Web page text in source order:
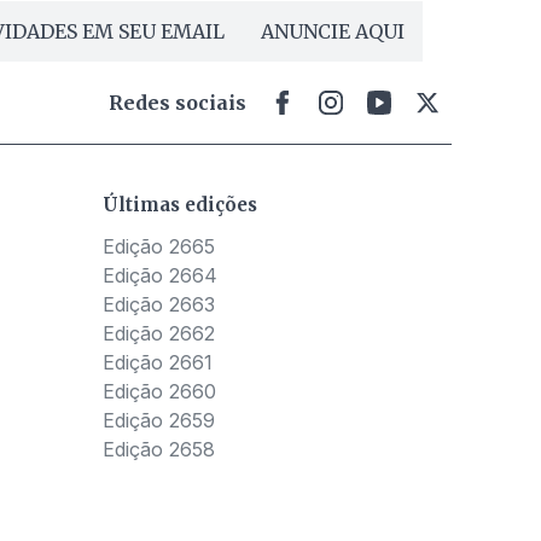
EM SEU EMAIL ANUNCIE AQUI
Redes sociais
Últimas edições
Edição 2665
Edição 2664
Edição 2663
Edição 2662
Edição 2661
Edição 2660
Edição 2659
Edição 2658